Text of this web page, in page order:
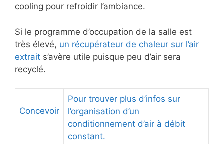
cooling pour refroidir l’ambiance.
Si le programme d’occupation de la salle est
très élevé, un récupérateur de chaleur sur l’air
extrait s’avère utile puisque peu d’air sera
recyclé.
Concevoir
Pour trouver plus d’infos sur
l’organisation d’un
conditionnement d’air à débit
constant.